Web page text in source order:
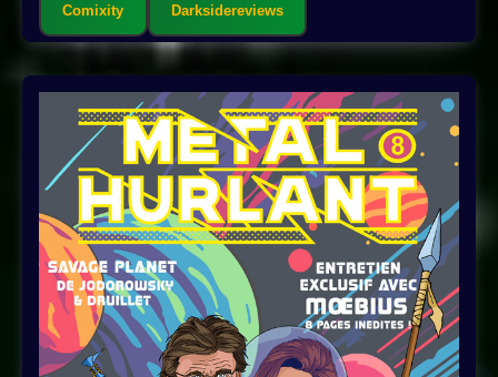
Comixity Darksidereviews